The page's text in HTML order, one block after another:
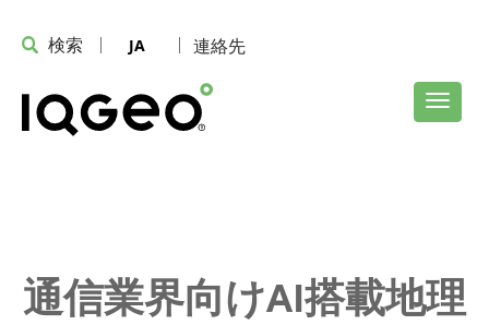
検索 JA 連絡先
通信業界向けAI搭載地理